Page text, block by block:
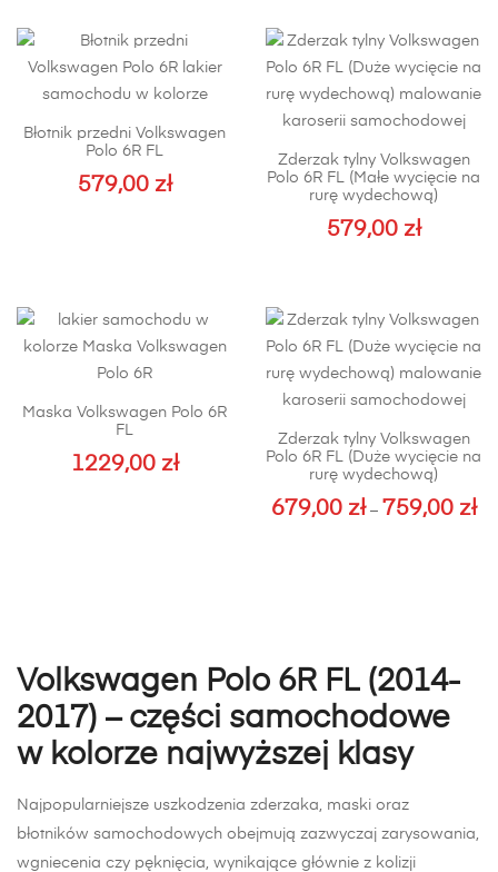
ma
wiele
wariantów.
Opcje
wybrać
na
stronie
Błotnik przedni Volkswagen
Polo 6R FL
579,00 zł
wariantów.
Opcje
można
na
stronie
Zderzak tylny Volkswagen
Polo 6R FL (Małe wycięcie na
rurę wydechową)
579,00 zł
ma
wiele
wariantów.
Opcje
wybrać
na
stronie
Maska Volkswagen Polo 6R
FL
1229,00 zł
Zderzak tylny Volkswagen
Polo 6R FL (Duże wycięcie na
rurę wydechową)
679,00 zł – 759,00 zł
Opcje
można
wybrać
na
produktu
Volkswagen Polo 6R FL (2014-
2017) – części samochodowe
w kolorze najwyższej klasy
Najpopularniejsze uszkodzenia zderzaka, maski oraz
błotników samochodowych obejmują zazwyczaj zarysowania,
wgniecenia czy pęknięcia, wynikające głównie z kolizji